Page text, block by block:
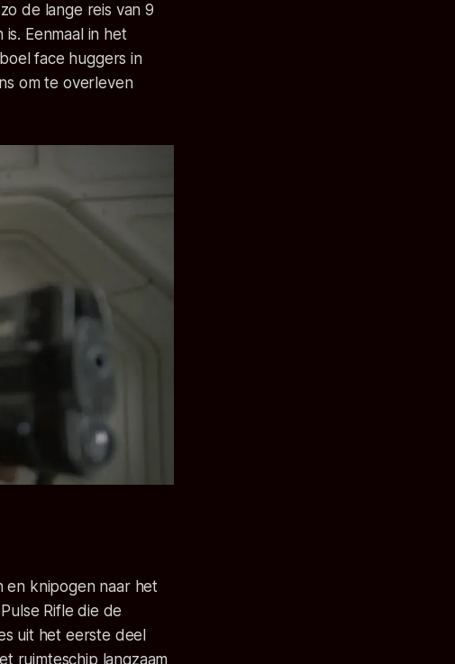
de lange reis van 9
Eenmaal in het
face huggers in
om te overleven
en knipogen naar het
Rifle die de
uit het eerste deel
ruimteschip langzaam